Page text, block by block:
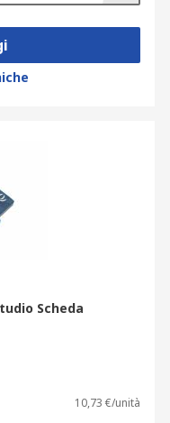
Scheda
10,73 €/unità